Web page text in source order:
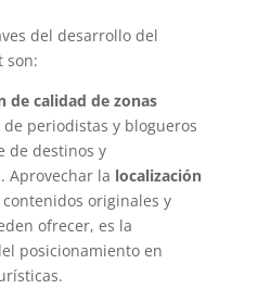
del desarrollo del
son:
de calidad de zonas
periodistas y blogueros
de destinos y
Aprovechar la localización
originales y
ofrecer, es la
posicionamiento en